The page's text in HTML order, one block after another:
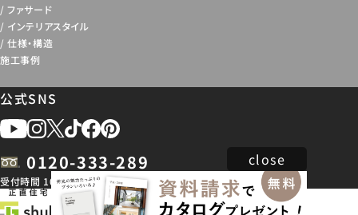
ファサード
インテリアスタイル
仕様・構造
施工事例
公式SNS
0120-333-289
受付時間 10:00 ~ 18:30 ※各都道府県の基幹店舗へ繋がります。
close